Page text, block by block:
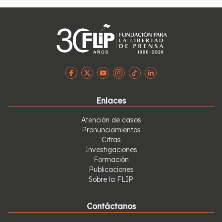
drásticamente sancionada. Lamentablemente, la
muestra grandes avances.
Enlaces
Atención de casos
Pronunciamientos
Cifras
Investigaciones
Formación
Publicaciones
Sobre la FLIP
Contáctanos